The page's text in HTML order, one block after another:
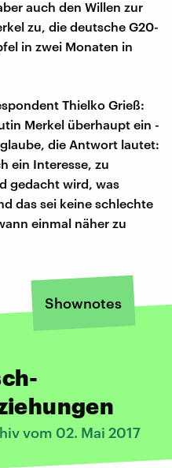
auch den Willen zur
zu, die deutsche G20-
in zwei Monaten in
Thielko Grieß:
Merkel überhaupt ein -
die Antwort lautet:
ein Interesse, zu
gedacht wird, was
das sei keine schlechte
einmal näher zu
Shownotes
vom 02. Mai 2017